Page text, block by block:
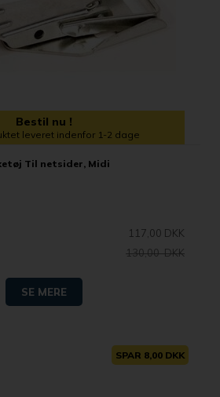
Bestil nu !
leveret indenfor 1-2 dage
Til netsider, Midi
117,00 DKK
130,00 DKK
SE MERE
SPAR 8,00 DKK